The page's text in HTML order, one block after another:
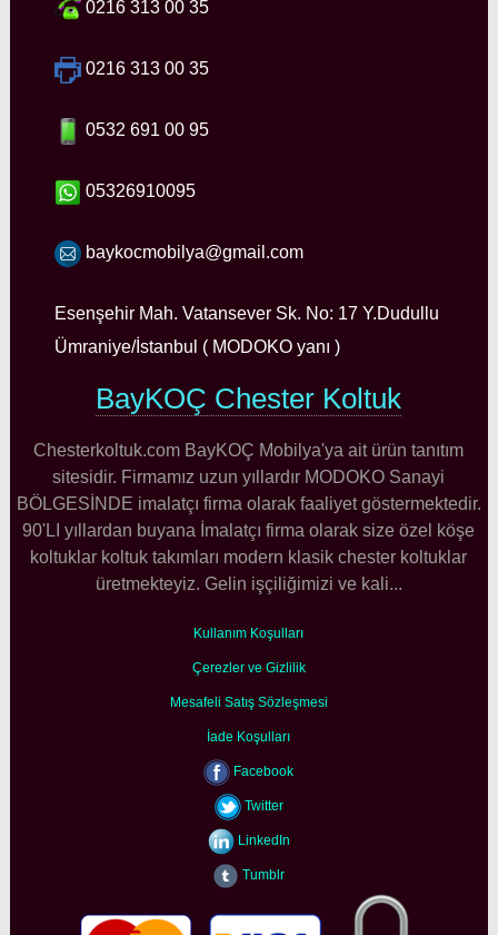
0216 313 00 35
0216 313 00 35
0532 691 00 95
05326910095
baykocmobilya@gmail.com
Esenşehir Mah. Vatansever Sk. No: 17 Y.Dudullu
Ümraniye/İstanbul ( MODOKO yanı )
BayKOÇ Chester Koltuk
Chesterkoltuk.com BayKOÇ Mobilya'ya ait ürün tanıtım
sitesidir. Firmamız uzun yıllardır MODOKO Sanayi
BÖLGESİNDE imalatçı firma olarak faaliyet göstermektedir.
90'LI yıllardan buyana İmalatçı firma olarak size özel köşe
koltuklar koltuk takımları modern klasik chester koltuklar
üretmekteyiz. Gelin işçiliğimizi ve kali...
Kullanım Koşulları
Çerezler ve Gizlilik
Mesafeli Satış Sözleşmesi
İade Koşulları
Facebook
Twitter
LinkedIn
Tumblr